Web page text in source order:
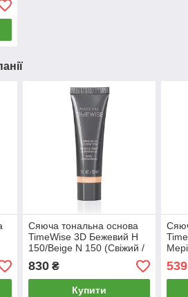
Сяюча тональна основа
TimeWise 3D Бежевий Н
150/Beige N 150 (Свіжий /
Сяючий) Мери Кей Мері
Кей
830₴
Купити